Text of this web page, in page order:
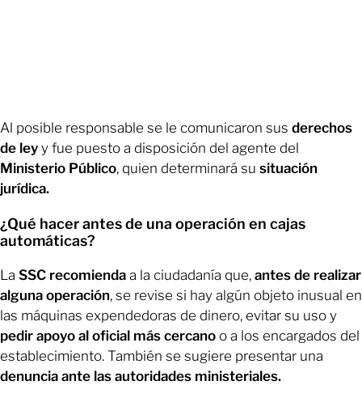
Al posible responsable se le comunicaron sus derechos
de ley y fue puesto a disposición del agente del
Ministerio Público, quien determinará su situación
jurídica.
¿Qué hacer antes de una operación en cajas
automáticas?
La SSC recomienda a la ciudadanía que, antes de realizar
alguna operación, se revise si hay algún objeto inusual en
las máquinas expendedoras de dinero, evitar su uso y
pedir apoyo al oficial más cercano o a los encargados del
establecimiento. También se sugiere presentar una
denuncia ante las autoridades ministeriales.